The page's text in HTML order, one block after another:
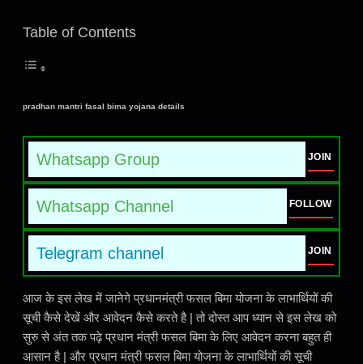
Table of Contents
pradhan mantri fasal bima yojana details
Whatsapp Group JOIN
Whatsapp Channel FOLLOW
Telegram channel JOIN
आज के इस लेख में जानेगे प्रधानमंत्री फसल बिमा योजना के लाभार्थियों की
सूची कैसे देखें और आवेदन कैसे करते है | तो दोस्त आप ध्यान से इस लेख को
सुरु से अंत तक पढ़े प्रधान मंत्री फसल बिमा के लिए आवेदन करना बहुत ही
आसान है | और प्रधान मंत्री फसल बिमा योजना के लाभार्थियों की सूची